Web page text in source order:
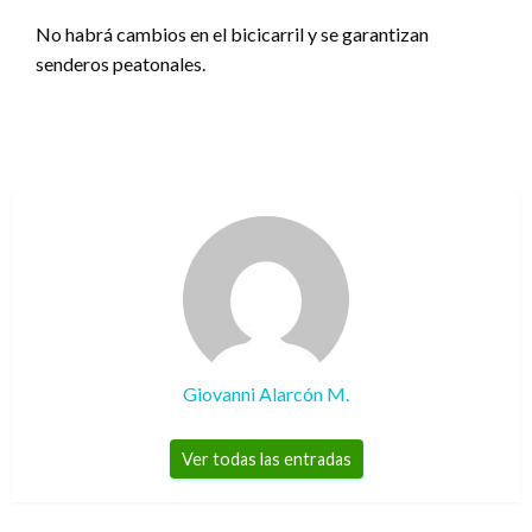
No habrá cambios en el bicicarril y se garantizan
senderos peatonales.
Giovanni Alarcón M.
Ver todas las entradas